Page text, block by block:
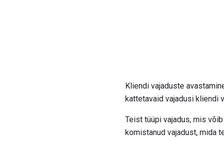
Kliendi vajaduste
kattetavaid vajadusi kliendi
Teist tüüpi vajadus, mis
komistanud vajadust, mida